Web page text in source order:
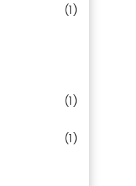
(1)
(1)
(1)